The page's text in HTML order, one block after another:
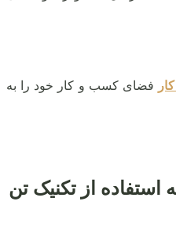
فضای کسب و کار خود را به
از تکنیک تن